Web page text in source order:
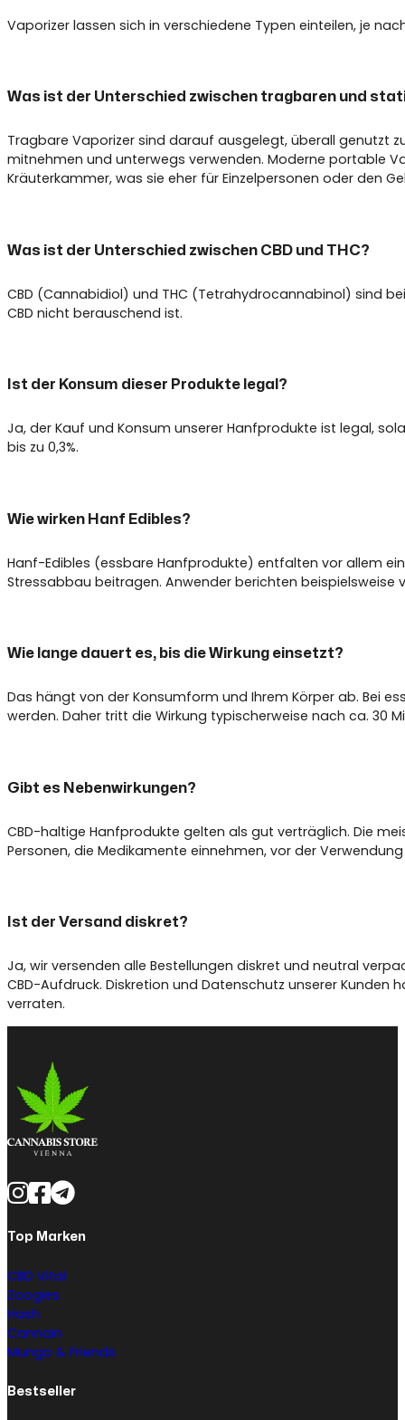
Vaporizer lassen sich in verschiedene Typen einteilen, je
Was ist der Unterschied zwischen tragbaren und
Tragbare Vaporizer sind darauf ausgelegt, überall genutzt
mitnehmen und unterwegs verwenden. Moderne portable
Kräuterkammer, was sie eher für Einzelpersonen oder den
Was ist der Unterschied zwischen CBD und THC?
CBD (Cannabidiol) und THC (Tetrahydrocannabinol) sind
CBD nicht berauschend ist.
Ist der Konsum dieser Produkte legal?
Ja, der Kauf und Konsum unserer Hanfprodukte ist legal,
bis zu 0,3%.
Wie wirken Hanf Edibles?
Hanf-Edibles (essbare Hanfprodukte) entfalten vor allem
Stressabbau beitragen. Anwender berichten
Wie lange dauert es, bis die Wirkung einsetzt?
Das hängt von der Konsumform und Ihrem Körper ab. Bei
werden. Daher tritt die Wirkung typischerweise nach ca. 30
Gibt es Nebenwirkungen?
CBD-haltige Hanfprodukte gelten als gut verträglich. Die
Personen, die Medikamente einnehmen, vor der
Ist der Versand diskret?
Ja, wir versenden alle Bestellungen diskret und neutral
CBD-Aufdruck. Diskretion und Datenschutz unserer
verraten.
Top Marken
CBD Vital
Zoogies
Hash
Cannain
Mungo & Friends
Bestseller